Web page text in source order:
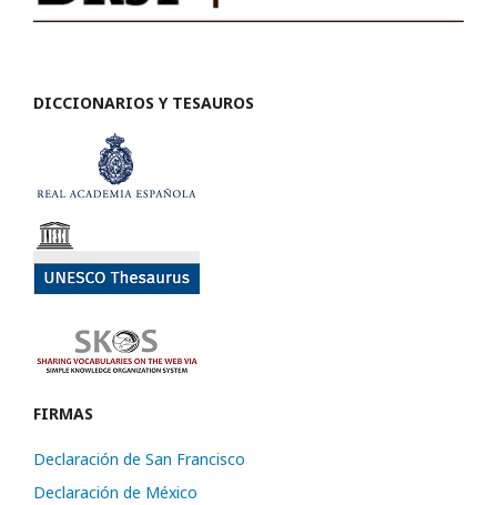
DICCIONARIOS Y TESAUROS
FIRMAS
Declaración de San Francisco
Declaración de México